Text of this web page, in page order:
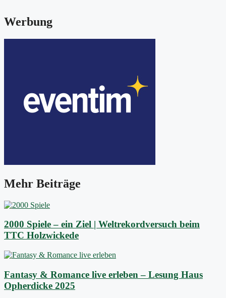
Werbung
Mehr Beiträge
2000 Spiele – ein Ziel | Weltrekordversuch beim
TTC Holzwickede
Fantasy & Romance live erleben – Lesung Haus
Opherdicke 2025